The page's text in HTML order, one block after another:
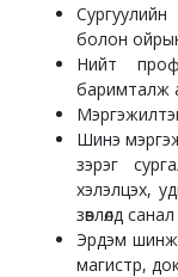
болон
Нийт
баримталж
Мэргэжилтэн
Шинэ
зэрэг
хэлэлцэх,
зөвлөлд
Эрдэм
магистр,